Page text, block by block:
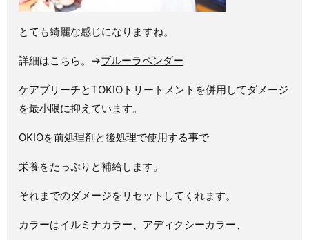
とても綺麗な感じになりますね。
詳細はこちら。→ブルーラベンダー
ケアブリーチとTOKIOトリートメントを併用してダメージ
を最小限に抑えています。
OKIOを前処理剤と後処理で使用する事で
栄養をたっぷりと補給します。
それまでのダメージをリセットしてくれます。
カラーはイルミナカラー、アディクシーカラー、